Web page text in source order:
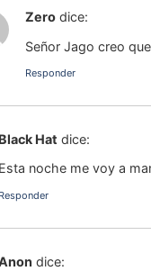
Zero dice:
Señor Jago creo
Responder
Hat dice:
noche me voy a
dice: